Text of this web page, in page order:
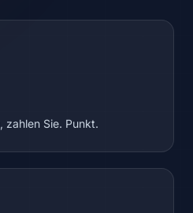
zahlen Sie. Punkt.